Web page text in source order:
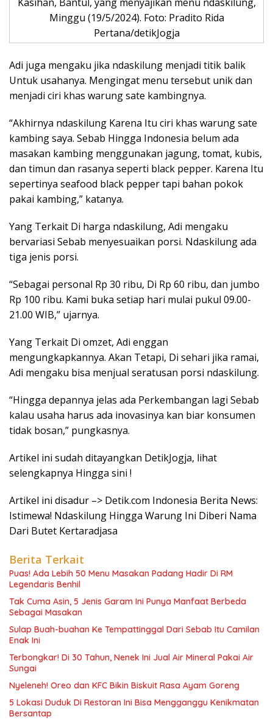
Minggu (19/5/2024). Foto: Pradito Rida
Pertana/detikJogja
Adi juga mengaku jika ndaskilung menjadi titik balik
Untuk usahanya. Mengingat menu tersebut unik dan
menjadi ciri khas warung sate kambingnya.
“Akhirnya ndaskilung Karena Itu ciri khas warung sate
kambing saya. Sebab Hingga Indonesia belum ada
masakan kambing menggunakan jagung, tomat, kubis,
dan timun dan rasanya seperti black pepper. Karena Itu
sepertinya seafood black pepper tapi bahan pokok
pakai kambing,” katanya.
Yang Terkait Di harga ndaskilung, Adi mengaku
bervariasi Sebab menyesuaikan porsi. Ndaskilung ada
tiga jenis porsi.
“Sebagai personal Rp 30 ribu, Di Rp 60 ribu, dan jumbo
Rp 100 ribu. Kami buka setiap hari mulai pukul 09.00-
21.00 WIB,” ujarnya.
Yang Terkait Di omzet, Adi enggan
mengungkapkannya. Akan Tetapi, Di sehari jika ramai,
Adi mengaku bisa menjual seratusan porsi ndaskilung.
“Hingga depannya jelas ada Perkembangan lagi Sebab
kalau usaha harus ada inovasinya kan biar konsumen
tidak bosan,” pungkasnya.
Artikel ini sudah ditayangkan DetikJogja, lihat
selengkapnya Hingga sini !
Artikel ini disadur –> Detik.com Indonesia Berita News:
Istimewa! Ndaskilung Hingga Warung Ini Diberi Nama
Dari Butet Kertaradjasa
Berita Terkait
Puas! Ada Lebih 50 Menu Masakan Padang Hadir Di RM
Legendaris Benhil
Tak Cuma Asin, 5 Jenis Garam Ini Punya Manfaat Berbeda
Sebagai Masakan
Sulap Buah-buahan Ke Tempattinggal Dari Sebab Itu Camilan
Enak Ini
Terbongkar! Di 30 Tahun, Nenek Ini Jual Air Mineral Pakai Air
Sungai
Nyeleneh! Oreo dan KFC Bikin Biskuit Rasa Ayam Goreng
5 Lokasi Duduk Di Restoran Ini Bisa Mengganggu Kenikmatan
Bersantap